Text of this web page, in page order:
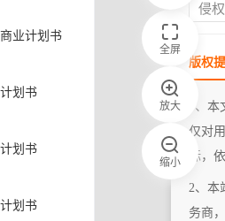
全屏
放大
缩小
侵
版权
1、
仅对
标，
2、本
务商